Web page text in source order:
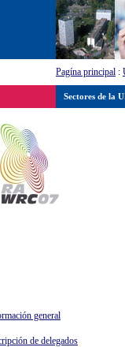
Pagína principal :
general
de delegados
Sectores de la